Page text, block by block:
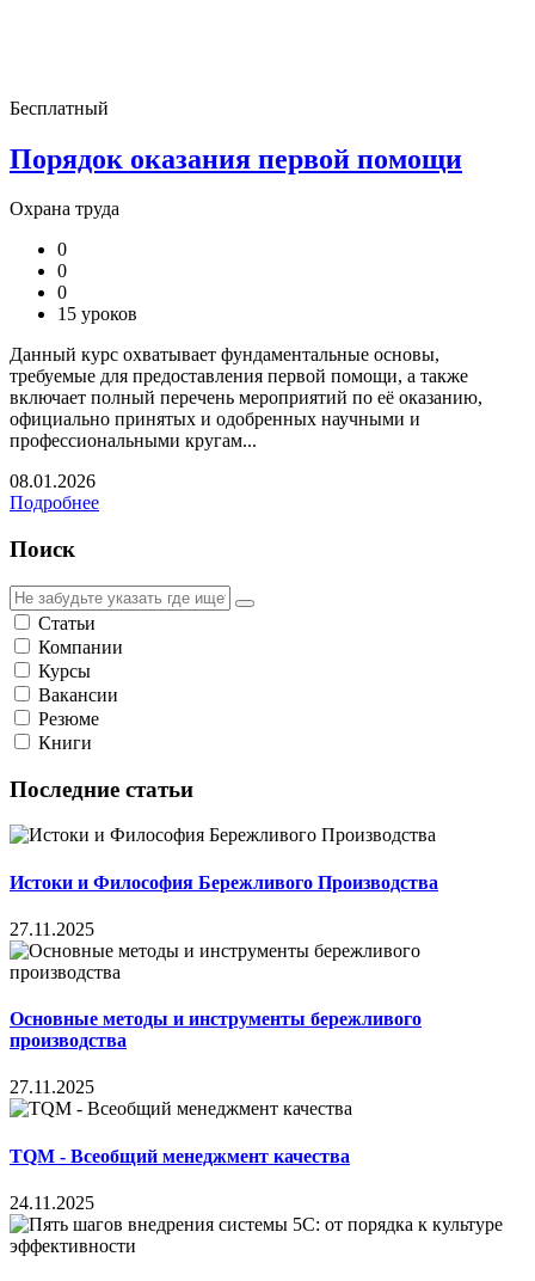
Бесплатный
Порядок оказания первой помощи
Охрана труда
0
0
0
15 уроков
Данный курс охватывает фундаментальные основы,
требуемые для предоставления первой помощи, а также
включает полный перечень мероприятий по её оказанию,
официально принятых и одобренных научными и
профессиональными кругам...
08.01.2026
Подробнее
Поиск
Статьи
Компании
Курсы
Вакансии
Резюме
Книги
Последние статьи
Истоки и Философия Бережливого Производства
27.11.2025
Основные методы и инструменты бережливого
производства
27.11.2025
TQM - Всеобщий менеджмент качества
24.11.2025